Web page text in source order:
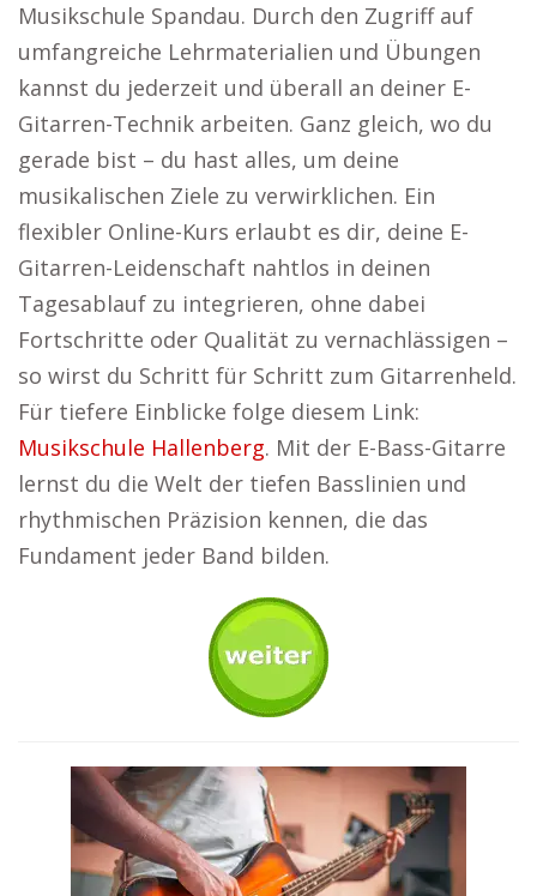
Musikschule Spandau. Durch den Zugriff auf
umfangreiche Lehrmaterialien und Übungen
kannst du jederzeit und überall an deiner E-
Gitarren-Technik arbeiten. Ganz gleich, wo du
gerade bist – du hast alles, um deine
musikalischen Ziele zu verwirklichen. Ein
flexibler Online-Kurs erlaubt es dir, deine E-
Gitarren-Leidenschaft nahtlos in deinen
Tagesablauf zu integrieren, ohne dabei
Fortschritte oder Qualität zu vernachlässigen –
so wirst du Schritt für Schritt zum Gitarrenheld.
Für tiefere Einblicke folge diesem Link:
Musikschule Hallenberg. Mit der E-Bass-Gitarre
lernst du die Welt der tiefen Basslinien und
rhythmischen Präzision kennen, die das
Fundament jeder Band bilden.